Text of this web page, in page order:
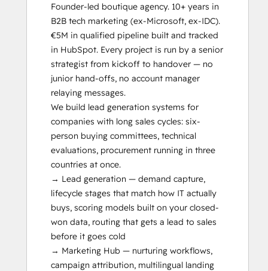
Founder-led boutique agency. 10+ years in
B2B tech marketing (ex-Microsoft, ex-IDC).
€5M in qualified pipeline built and tracked
in HubSpot. Every project is run by a senior
strategist from kickoff to handover — no
junior hand-offs, no account manager
relaying messages.
We build lead generation systems for
companies with long sales cycles: six-
person buying committees, technical
evaluations, procurement running in three
countries at once.
→ Lead generation — demand capture,
lifecycle stages that match how IT actually
buys, scoring models built on your closed-
won data, routing that gets a lead to sales
before it goes cold
→ Marketing Hub — nurturing workflows,
campaign attribution, multilingual landing